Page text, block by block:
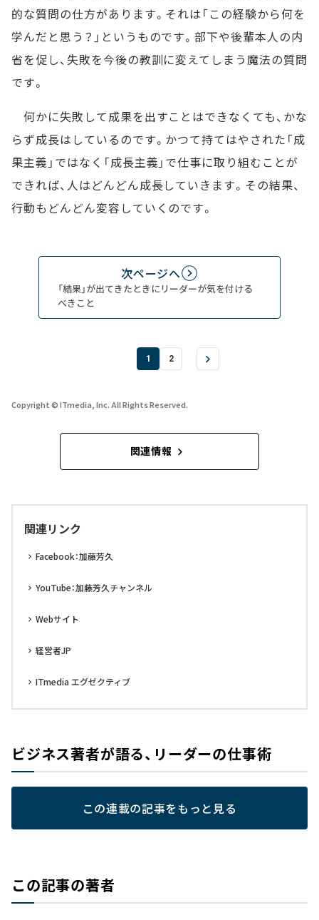
的な質問の仕方があります。それは「この経験から何を
学んだと思う？」というものです。部下や後輩本人の内
省を促し、失敗を今後の教訓に変えてしまう魔法の質問
です。
何かに失敗して成果を出すことはできなくても、かな
らず成長はしているのです。かつて持てはやされた「成
果主義」ではなく「成長主義」で仕事に取り組むことが
できれば、人はどんどん成長していきます。その結果、
行動もどんどん変容していくのです。
次ページへ
「結果」が出てきたときにリーダーが気を付ける
べきこと
1 2
Copyright © ITmedia, Inc. All Rights Reserved.
関連情報
関連リンク
Facebook：加藤芳久
YouTube：加藤芳久チャンネル
Webサイト
経営者JP
ITmedia エグゼクティブ
ビジネス著者が語る、リーダーの仕事術
この連載の記事をもっと見る
この記事の著者